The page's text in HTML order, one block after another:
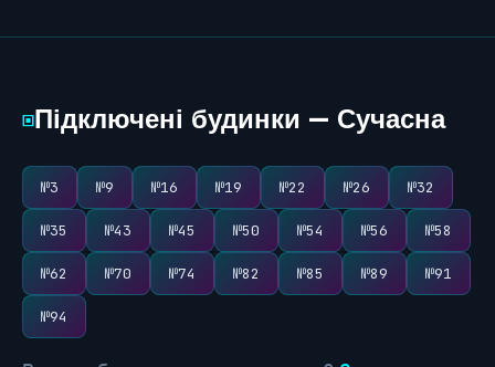
▣Підключені будинки — Сучасна
№3 №9 №16 №19 №22 №26 №32
№35 №43 №45 №50 №54 №56 №58
№62 №70 №74 №82 №85 №89 №91
№94